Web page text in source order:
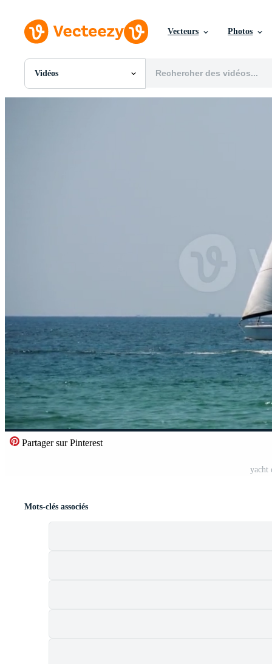
Vecteurs Photos
Vidéos
Toutes Images
Partager sur Pinterest
yacht
Mots-clés associés